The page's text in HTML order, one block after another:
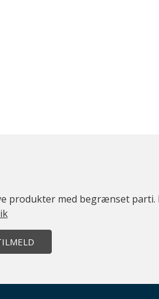
produkter med begrænset